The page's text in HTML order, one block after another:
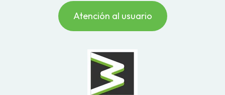
Atención al usuario